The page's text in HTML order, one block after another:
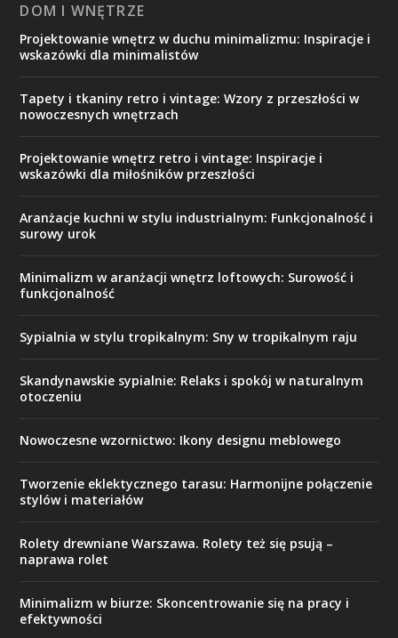
DOM I WNĘTRZE
Projektowanie wnętrz w duchu minimalizmu: Inspiracje i
wskazówki dla minimalistów
Tapety i tkaniny retro i vintage: Wzory z przeszłości w
nowoczesnych wnętrzach
Projektowanie wnętrz retro i vintage: Inspiracje i
wskazówki dla miłośników przeszłości
Aranżacje kuchni w stylu industrialnym: Funkcjonalność i
surowy urok
Minimalizm w aranżacji wnętrz loftowych: Surowość i
funkcjonalność
Sypialnia w stylu tropikalnym: Sny w tropikalnym raju
Skandynawskie sypialnie: Relaks i spokój w naturalnym
otoczeniu
Nowoczesne wzornictwo: Ikony designu meblowego
Tworzenie eklektycznego tarasu: Harmonijne połączenie
stylów i materiałów
Rolety drewniane Warszawa. Rolety też się psują –
naprawa rolet
Minimalizm w biurze: Skoncentrowanie się na pracy i
efektywności